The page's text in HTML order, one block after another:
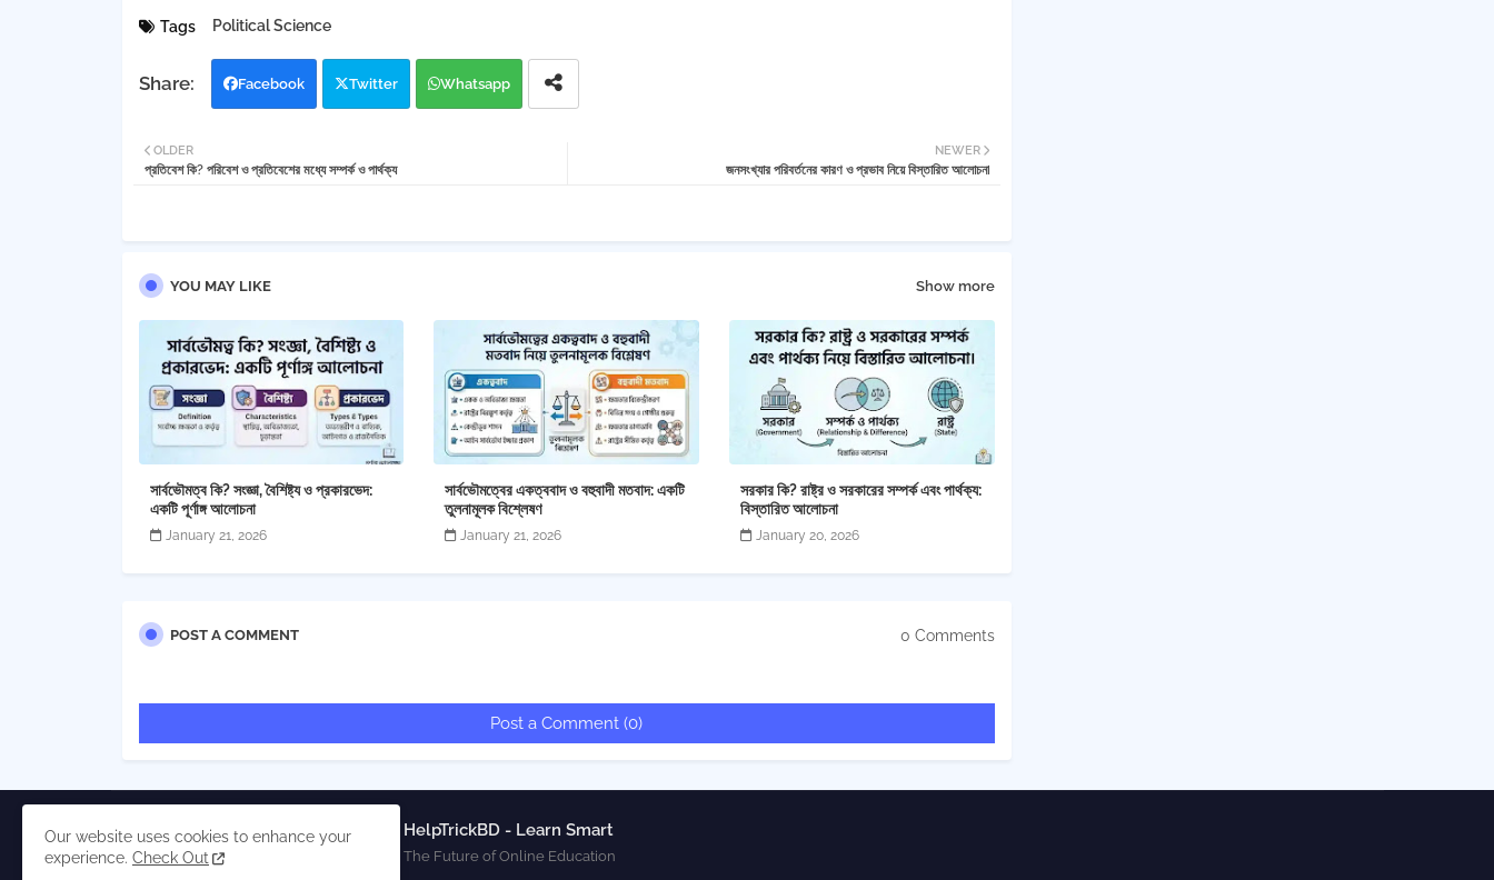
Tags Political Science
Facebook Twitter Whatsapp
NEWER
জনসংখ্যার পরিবর্তনের কারণ ও প্রভাব নিয়ে বিস্তারিত আলোচনা
OLDER
প্রতিবেশ কি? পরিবেশ ও প্রতিবেশের মধ্যে সম্পর্ক ও পার্থক্য
YOU MAY LIKE Show more
সার্বভৌমত্ব কি? সংজ্ঞা, বৈশিষ্ট্য ও প্রকারভেদ:
একটি পূর্ণাঙ্গ আলোচনা
January 21, 2026
সার্বভৌমত্বের একত্ববাদ ও বহুবাদী মতবাদ: একটি
তুলনামূলক বিশ্লেষণ
January 21, 2026
সরকার কি? রাষ্ট্র ও সরকারের সম্পর্ক এবং পার্থক্য:
বিস্তারিত আলোচনা
January 20, 2026
POST A COMMENT 0 Comments
Post a Comment (0)
HelpTrickBD - Learn Smart
The Future of Online Education
Our website uses cookies to enhance your
experience. Check Out